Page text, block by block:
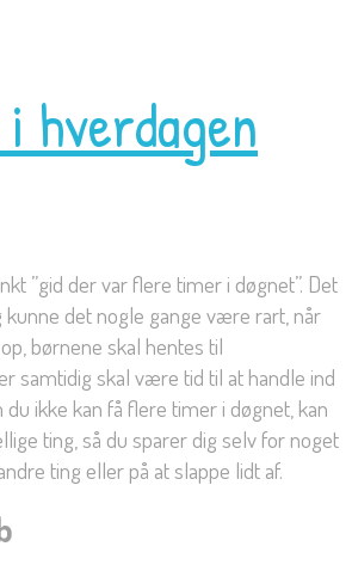
hverdagen
”gid der var flere timer i døgnet”. Det
kunne det nogle gange være rart, når
børnene skal hentes til
samtidig skal være tid til at handle ind
ikke kan få flere timer i døgnet, kan
ting, så du sparer dig selv for noget
ting eller på at slappe lidt af.